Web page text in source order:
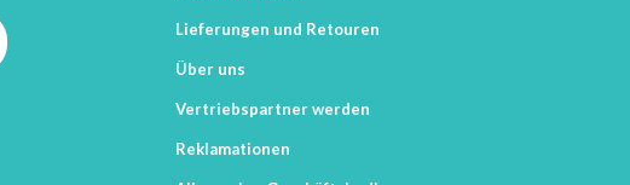
Lieferungen und Retouren
Über uns
Vertriebspartner werden
Reklamationen